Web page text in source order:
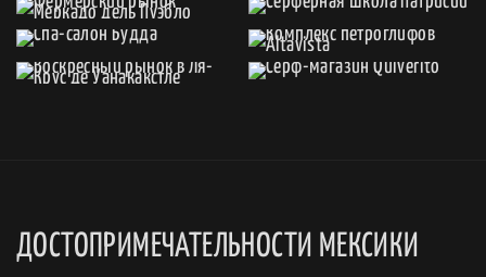
ДОСТОПРИМЕЧАТЕЛЬНОСТИ МЕКСИКИ